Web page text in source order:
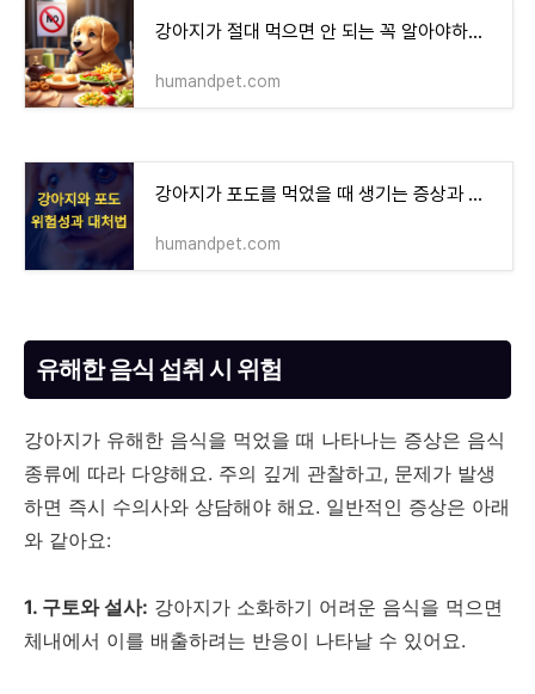
강아지가 절대 먹으면 안 되는 꼭 알아야하는 음식들
humandpet.com
강아지가 포도를 먹었을 때 생기는 증상과 대처법
humandpet.com
유해한 음식 섭취 시 위험
강아지가 유해한 음식을 먹었을 때 나타나는 증상은 음식
종류에 따라 다양해요. 주의 깊게 관찰하고, 문제가 발생
하면 즉시 수의사와 상담해야 해요. 일반적인 증상은 아래
와 같아요:
1. 구토와 설사: 강아지가 소화하기 어려운 음식을 먹으면
체내에서 이를 배출하려는 반응이 나타날 수 있어요.